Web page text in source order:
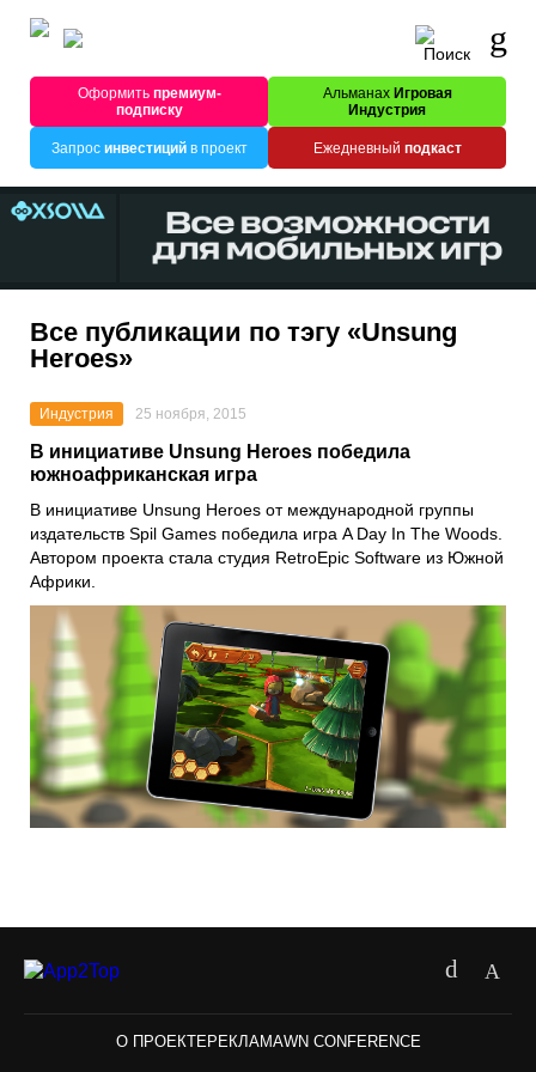
Оформитьпремиум-
подписку
Альманах Игровая
Индустрия
Запрос инвестицийв проект Ежедневный подкаст
Все публикации по тэгу «Unsung
Heroes»
Индустрия 25 ноября, 2015
В инициативе Unsung Heroes победила
южноафриканская игра
В инициативе Unsung Heroes от международной группы
издательств Spil Games победила игра A Day In The Woods.
Автором проекта стала студия RetroEpic Software из Южной
Африки.
О ПРОЕКТЕРЕКЛАМАWN CONFERENCE